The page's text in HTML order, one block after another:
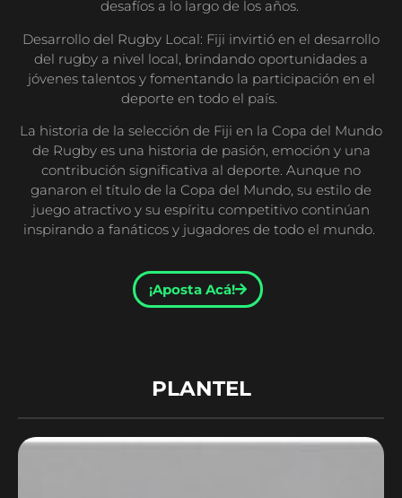
desafíos a lo largo de los años.
Desarrollo del Rugby Local: Fiji invirtió en el desarrollo
del rugby a nivel local, brindando oportunidades a
jóvenes talentos y fomentando la participación en el
deporte en todo el país.
La historia de la selección de Fiji en la Copa del Mundo
de Rugby es una historia de pasión, emoción y una
contribución significativa al deporte. Aunque no
ganaron el título de la Copa del Mundo, su estilo de
juego atractivo y su espíritu competitivo continúan
inspirando a fanáticos y jugadores de todo el mundo.
¡Aposta Acá!
PLANTEL